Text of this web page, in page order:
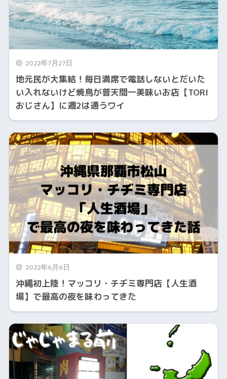
2022年7月27日
地元民が大集結！毎日満席で電話しないとだいた
い入れないけど焼鳥が普天間一美味いお店【TORI
おじさん】に週2は通うワイ
2022年6月6日
沖縄初上陸！マッコリ・チヂミ専門店【人生酒
場】で最高の夜を味わってきた